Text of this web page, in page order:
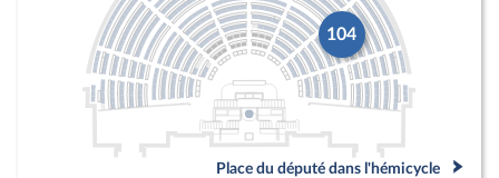
104
Place du député dans l'hémicycle